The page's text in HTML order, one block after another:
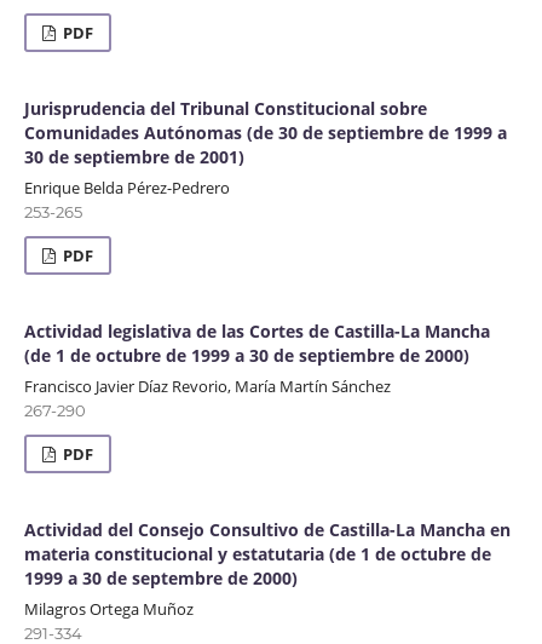
PDF
Jurisprudencia del Tribunal Constitucional sobre
Comunidades Autónomas (de 30 de septiembre de 1999 a
30 de septiembre de 2001)
Enrique Belda Pérez-Pedrero
253-265
PDF
Actividad legislativa de las Cortes de Castilla-La Mancha
(de 1 de octubre de 1999 a 30 de septiembre de 2000)
Francisco Javier Díaz Revorio, María Martín Sánchez
267-290
PDF
Actividad del Consejo Consultivo de Castilla-La Mancha en
materia constitucional y estatutaria (de 1 de octubre de
1999 a 30 de septembre de 2000)
Milagros Ortega Muñoz
291-334